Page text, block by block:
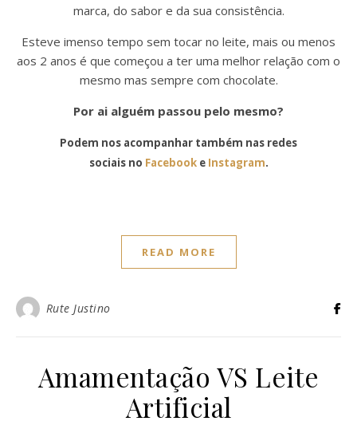
marca, do sabor e da sua consistência.
Esteve imenso tempo sem tocar no leite, mais ou menos
aos 2 anos é que começou a ter uma melhor relação com o
mesmo mas sempre com chocolate.
Por ai alguém passou pelo mesmo?
Podem nos acompanhar também nas redes
sociais no Facebooke Instagram.
READ MORE
Rute Justino
Amamentação VS Leite
Artificial